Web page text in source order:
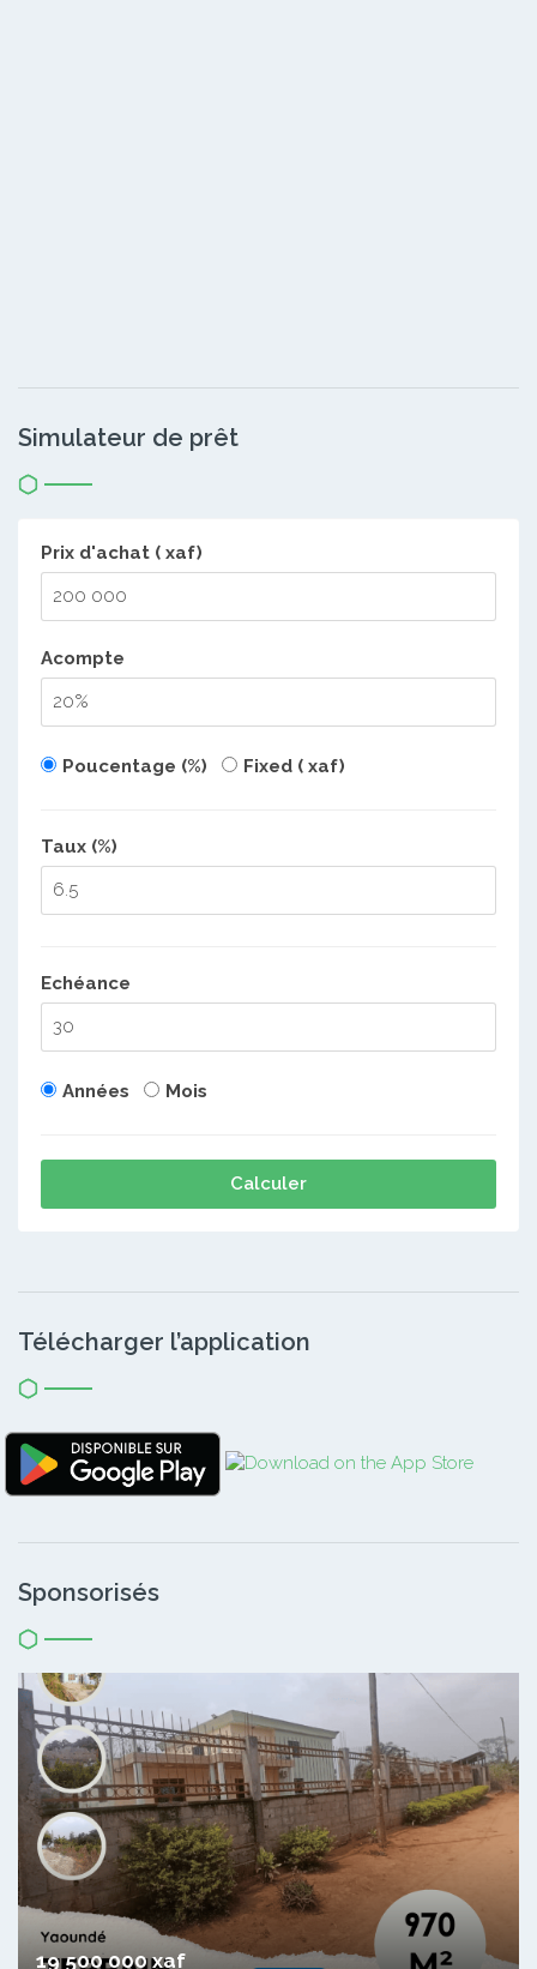
Simulateur de prêt
Prix d'achat ( xaf)
Acompte
Poucentage (%) Fixed ( xaf)
Taux (%)
Echéance
Années Mois
Calculer
Télécharger l’application
Sponsorisés
19 500 000 xaf